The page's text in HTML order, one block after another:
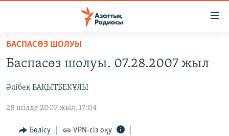
Skip
main
Skip
to
Navigation
AZATTYQTV
ҚАҢТАР ОҚИҒАСЫ
АДАМ ҚҰҚЫҚТАРЫ
БАСПАСӨЗ ШОЛУЫ
Баспасөз шолуы. 07.28.2007 жыл
Әлібек БАҚЫТБЕКҰЛЫ
28 шілде 2007 жыл, 17:04
Бөлісу VPN-сіз оқу